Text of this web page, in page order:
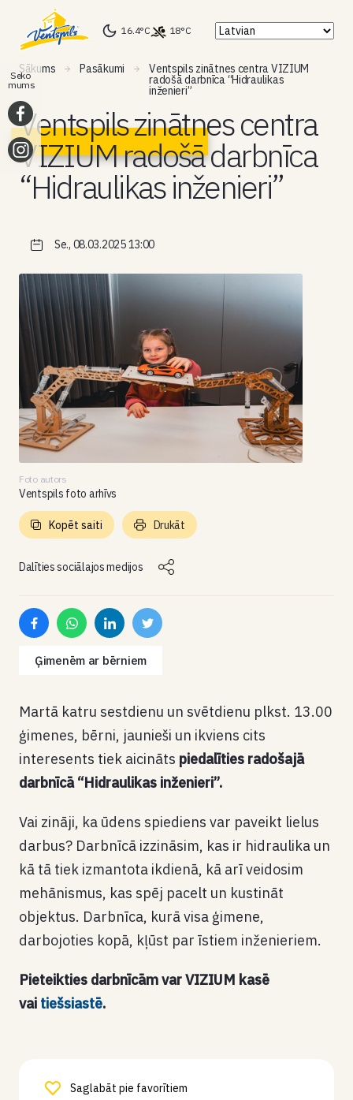
16.4°C 18°C
Sākums Pasākumi Ventspils zinātnes centra VIZIUM
radošā darbnīca “Hidraulikas
inženieri”
Ventspils zinātnes centra
VIZIUM radošā darbnīca
“Hidraulikas inženieri”
Se., 08.03.2025 13:00
Foto autors
Ventspils foto arhīvs
Dalīties sociālajos medijos
Kopēt saiti Drukāt
Ģimenēm ar bērniem
Martā katru sestdienu un svētdienu plkst. 13.00
ģimenes, bērni, jaunieši un ikviens cits
interesents tiek aicināts piedalīties radošajā
darbnīcā “Hidraulikas inženieri”.
Vai zināji, ka ūdens spiediens var paveikt lielus
darbus? Darbnīcā izzināsim, kas ir hidraulika un
kā tā tiek izmantota ikdienā, kā arī veidosim
mehānismus, kas spēj pacelt un kustināt
objektus. Darbnīca, kurā visa ģimene,
darbojoties kopā, kļūst par īstiem inženieriem.
Pieteikties darbnīcām var VIZIUM kasē
vai tiešsiastē.
Saglabāt pie favorītiem
Seko
mums